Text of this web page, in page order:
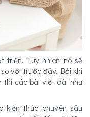
triển. Tuy nhiên nó sẽ
với trước đây. Bởi khi
thì các bài viết dài như
kiến thức chuyên sâu